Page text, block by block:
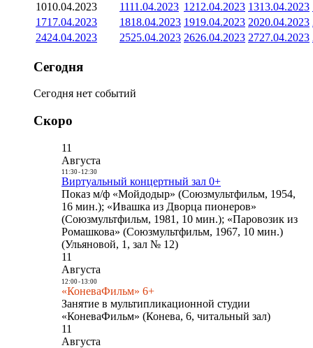
1010.04.2023 1111.04.2023 1212.04.2023 1313.04.2023
1717.04.2023 1818.04.2023 1919.04.2023 2020.04.2023
2424.04.2023 2525.04.2023 2626.04.2023 2727.04.2023
Сегодня
Сегодня нет событий
Скоро
11
Августа
11:30- 12:30
Виртуальный концертный зал 0+
Показ м/ф «Мойдодыр» (Союзмультфильм, 1954,
16 мин.); «Ивашка из Дворца пионеров»
(Союзмультфильм, 1981, 10 мин.); «Паровозик из
Ромашкова» (Союзмультфильм, 1967, 10 мин.)
(Ульяновой, 1, зал № 12)
11
Августа
12:00- 13:00
«КоневаФильм» 6+
Занятие в мультипликационной студии
«КоневаФильм» (Конева, 6, читальный зал)
11
Августа